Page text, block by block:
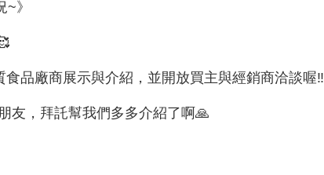
》
品廠商展示與介紹，並開放買主與經銷商洽談喔‼
友，拜託幫我們多多介紹了啊🙏